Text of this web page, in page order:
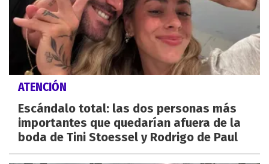
ATENCIÓN
Escándalo total: las dos personas más
importantes que quedarían afuera de la
boda de Tini Stoessel y Rodrigo de Paul